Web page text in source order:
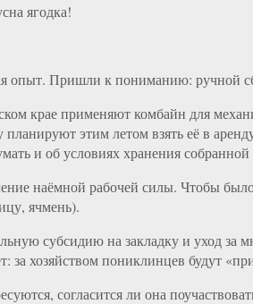
ягодка!
опыт. Пришли к пониманию: ручной
крае применяют комбайн для
этим летом взять её в
и об условиях хранения собранной
наёмной рабочей силы. Чтобы
ячмень).
субсидию на закладку и уход
за хозяйством пониклинцев будут
согласится ли она